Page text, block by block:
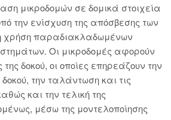
μικροδομών σε δομικά στοιχεία
την ενίσχυση της απόσβεσης των
χρήση παραδιακλαδωμένων
Οι μικροδομές αφορούν
δοκού, οι οποίες επηρεάζουν την
την ταλάντωση και τις
και την τελική της
μέσω της μοντελοποίησης